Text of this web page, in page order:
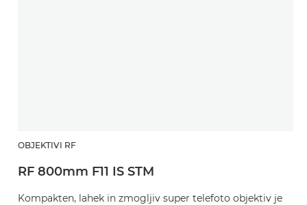
OBJEKTIVI RF
RF 800mm F11 IS STM
Kompakten, lahek in zmogljiv super telefoto objektiv je